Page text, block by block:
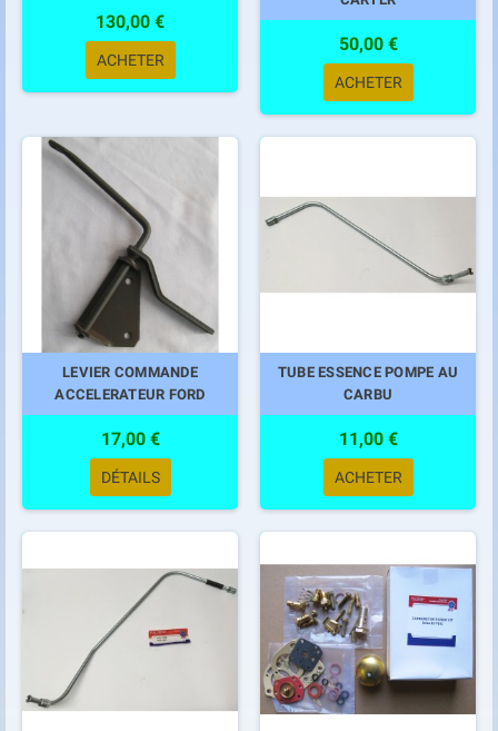
130,00 €
ACHETER
50,00 €
ACHETER
LEVIER COMMANDE
ACCELERATEUR FORD
17,00 €
DÉTAILS
TUBE ESSENCE POMPE AU
CARBU
11,00 €
ACHETER